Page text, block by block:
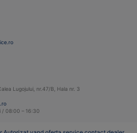
Lugojului, nr.47/B, Hala nr. 3
/ 08:00 – 16:30